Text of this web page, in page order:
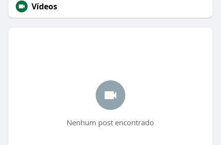
Vídeos
Nenhum post encontrado